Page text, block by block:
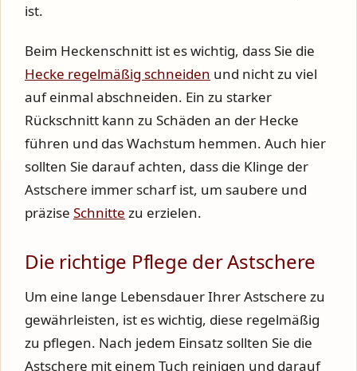
ist.
Beim Heckenschnitt ist es wichtig, dass Sie die
Hecke regelmäßig schneiden und nicht zu viel
auf einmal abschneiden. Ein zu starker
Rückschnitt kann zu Schäden an der Hecke
führen und das Wachstum hemmen. Auch hier
sollten Sie darauf achten, dass die Klinge der
Astschere immer scharf ist, um saubere und
präzise Schnitte zu erzielen.
Die richtige Pflege der Astschere
Um eine lange Lebensdauer Ihrer Astschere zu
gewährleisten, ist es wichtig, diese regelmäßig
zu pflegen. Nach jedem Einsatz sollten Sie die
Astschere mit einem Tuch reinigen und darauf